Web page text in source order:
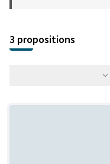
3 propositions